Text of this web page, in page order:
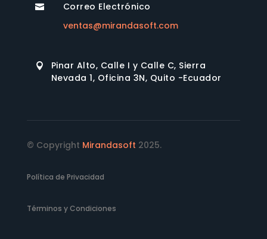

Correo Electrónico
ventas@mirandasoft.com

Pinar Alto, Calle I y Calle C, Sierra
Nevada 1, Oficina 3N, Quito -Ecuador
© Copyright Mirandasoft 2025.
Política de Privacidad
Términos y Condiciones